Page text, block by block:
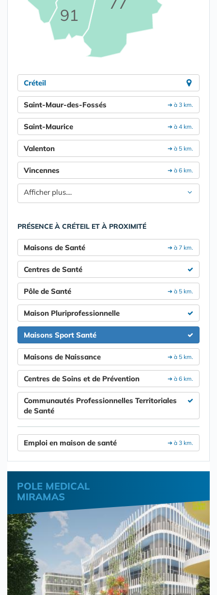
91
Créteil
➔ à 3 km.
Saint-Maur-des-Fossés
➔ à 4 km.
Saint-Maurice
➔ à 5 km.
Valenton
➔ à 6 km.
Vincennes
Afficher plus....
PRÉSENCE À CRÉTEIL ET À PROXIMITÉ
➔ à 7 km.
Maisons de Santé
Centres de Santé
➔ à 5 km.
Pôle de Santé
Maison Pluriprofessionnelle
Maisons Sport Santé
➔ à 5 km.
Maisons de Naissance
➔ à 6 km.
Centres de Soins et de Prévention
Communautés Professionnelles Territoriales
de Santé
➔ à 3 km.
Emploi en maison de santé
POLE MEDICAL
MIRAMAS